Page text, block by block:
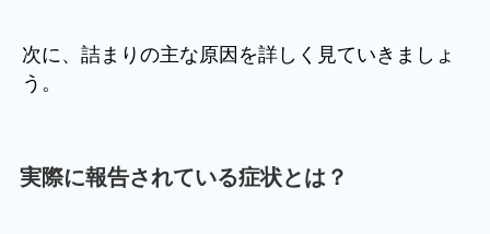
次に、詰まりの主な原因を詳しく見ていきましょ
う。
実際に報告されている症状とは？